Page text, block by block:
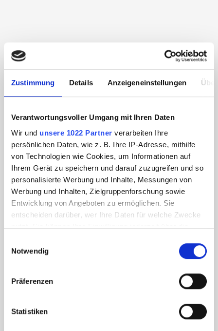
Zustimmung Details Anzeigeneinstellungen
Verantwortungsvoller Umgang mit Ihren Daten
Wir und unsere 1022 Partner verarbeiten Ihre
persönlichen Daten, wie z. B. Ihre IP-Adresse, mithilfe
von Technologien wie Cookies, um Informationen auf
Ihrem Gerät zu speichern und darauf zuzugreifen und so
personalisierte Werbung und Inhalte, Messungen von
Werbung und Inhalten, Zielgruppenforschung sowie
Entwicklung von Angeboten zu ermöglichen. Sie
entscheiden darüber, wer Ihre Daten für welche Zwecke
nutzt. Sie können Ihre Einwilligung jederzeit über die
Trigger Symbol ändern oder widerrufen
Informationen über Ihre geografische Lage
können
Notwendig
Präferenzen
Statistiken